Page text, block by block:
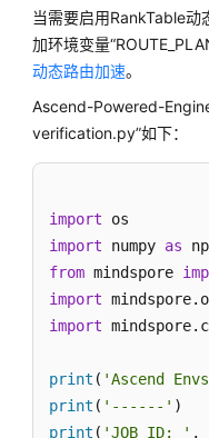
台
功
能
模
型
训
使
用
准
工
作
当需要启用RankTable动
加环境变量
动态路由加速。
Ascend-Powered-
verification.py”如下：
import
import numpy as
from mindspore
import
import
print ( 'Ascend
print ( '------'
print ( 'JOB_ID: ' ,